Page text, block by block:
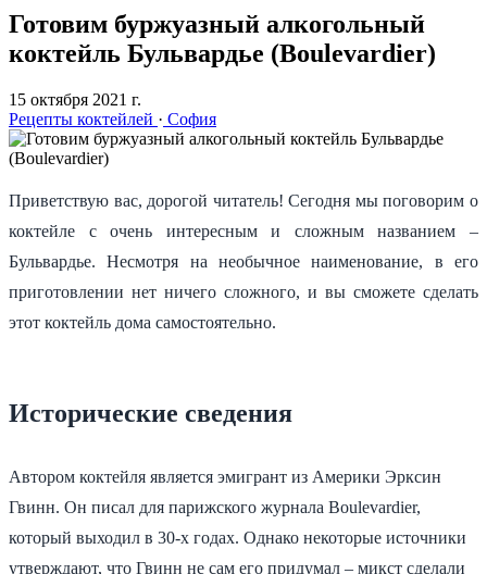
Готовим буржуазный алкогольный
коктейль Бульвардье (Boulevardier)
15 октября 2021 г.
Рецепты коктейлей · София
Приветствую вас, дорогой читатель! Сегодня мы поговорим о
коктейле с очень интересным и сложным названием –
Бульвардье. Несмотря на необычное наименование, в его
приготовлении нет ничего сложного, и вы сможете сделать
этот коктейль дома самостоятельно.
Исторические сведения
Автором коктейля является эмигрант из Америки Эрксин
Гвинн. Он писал для парижского журнала Boulevardier,
который выходил в 30-х годах. Однако некоторые источники
утверждают, что Гвинн не сам его придумал – микст сделали